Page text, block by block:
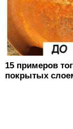
15 примеров
покрытых